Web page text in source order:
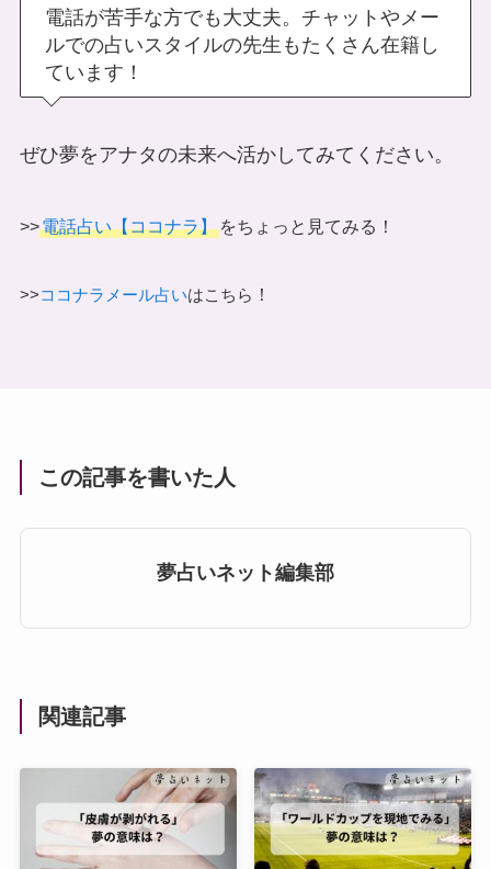
電話が苦手な方でも大丈夫。チャットやメー
ルでの占いスタイルの先生もたくさん在籍し
ています！
ぜひ夢をアナタの未来へ活かしてみてください。
>>電話占い【ココナラ】をちょっと見てみる！
>>ココナラメール占いはこちら ！
この記事を書いた人
夢占いネット編集部
関連記事